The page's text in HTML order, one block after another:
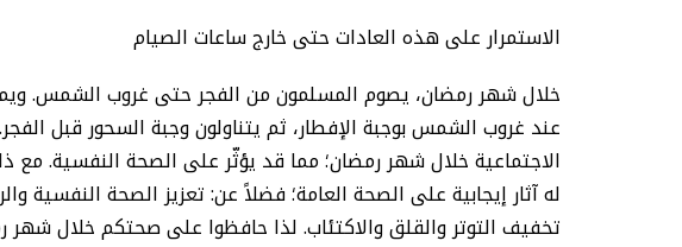
الاستمرار على هذه العادات حتى خارج ساعات الصيام
خلال شهر رمضان، يصوم المسلمون من الفجر حتى غروب الشمس.
عند غروب الشمس بوجبة الإفطار، ثم يتناولون وجبة السحور قبل الفجر.
الاجتماعية خلال شهر رمضان؛ مما قد يؤثّر على الصحة النفسية. مع
له آثار إيجابية على الصحة العامة؛ فضلاً عن: تعزيز الصحة النفسية
تخفيف التوتر والقلق والاكتئاب. لذا حافظوا على صحتكم خلال شهر